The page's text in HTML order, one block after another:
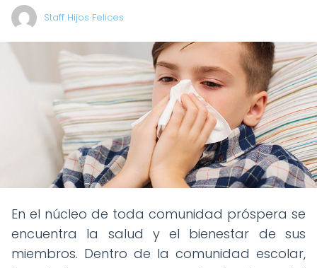
Staff Hijos Felices
En el núcleo de toda comunidad próspera se
encuentra la salud y el bienestar de sus
miembros. Dentro de la comunidad escolar,